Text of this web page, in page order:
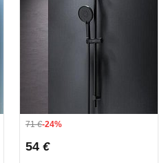
71€-24%
54 €